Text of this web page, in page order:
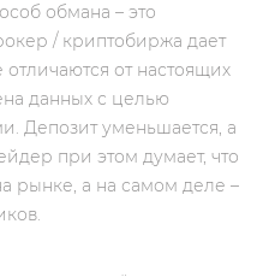
обмана – это
/ криптобиржа дает
от настоящих
данных с целью
Депозит уменьшается, а
при этом думает, что
рынке, а на самом деле –